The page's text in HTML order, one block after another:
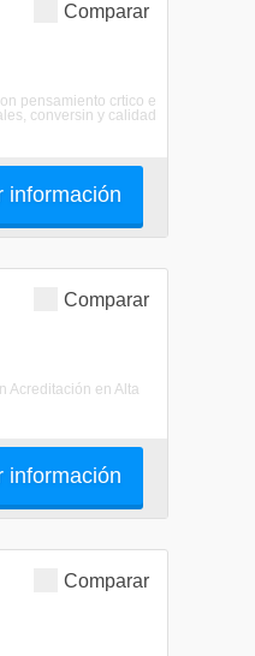
Comparar
pensamiento crtico e
conversin y calidad
información
Comparar
Acreditación en Alta
información
Comparar